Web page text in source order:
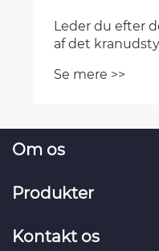
Om os
Produkter
Kontakt os